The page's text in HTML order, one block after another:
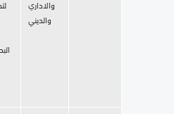
والاداري
والديني